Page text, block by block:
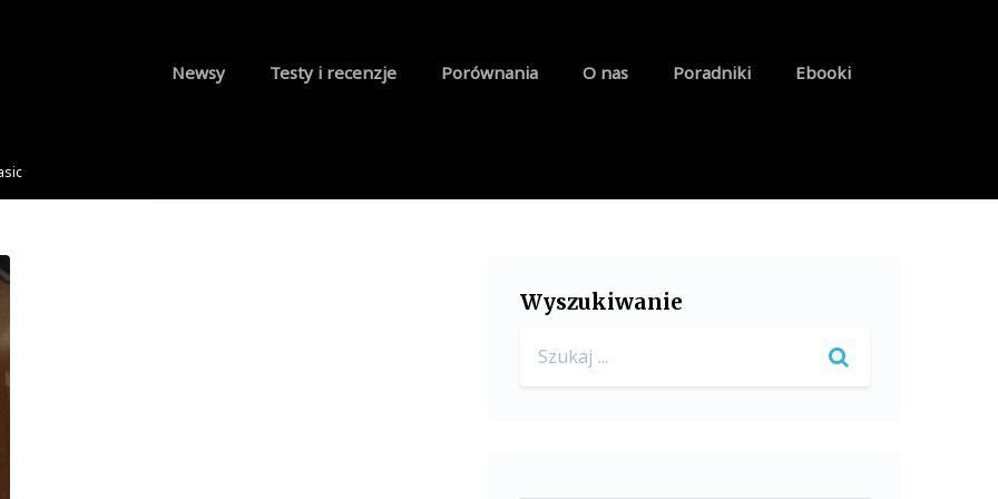
Newsy Testy i recenzje Porównania O nas Poradniki Ebooki
Wyszukiwanie
for: